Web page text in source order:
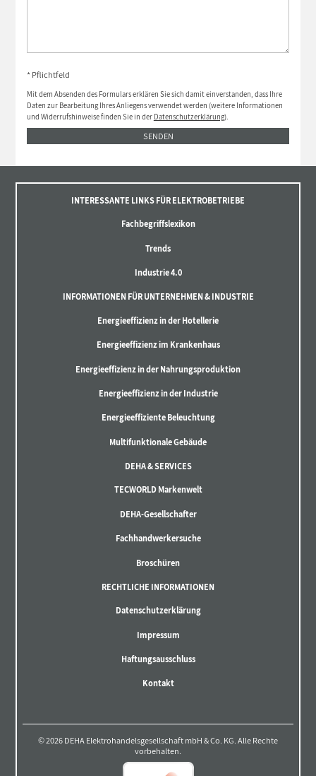
* Pflichtfeld
Mit dem Absenden des Formulars erklären Sie sich damit einverstanden, dass Ihre
Daten zur Bearbeitung Ihres Anliegens verwendet werden (weitere Informationen
und Widerrufshinweise finden Sie in der Datenschutzerklärung).
SENDEN
INTERESSANTE LINKS FÜR ELEKTROBETRIEBE
Fachbegriffslexikon
Trends
Industrie 4.0
INFORMATIONEN FÜR UNTERNEHMEN & INDUSTRIE
Energieeffizienz in der Hotellerie
Energieeffizienz im Krankenhaus
Energieeffizienz in der Nahrungsproduktion
Energieeffizienz in der Industrie
Energieeffiziente Beleuchtung
Multifunktionale Gebäude
DEHA & SERVICES
TECWORLD Markenwelt
DEHA-Gesellschafter
Fachhandwerkersuche
Broschüren
RECHTLICHE INFORMATIONEN
Datenschutzerklärung
Impressum
Haftungsausschluss
Kontakt
© 2026 DEHA Elektrohandelsgesellschaft mbH & Co. KG. Alle Rechte
vorbehalten.